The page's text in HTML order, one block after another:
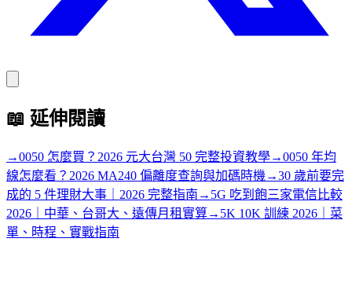
📖 延伸閱讀
→0050 怎麼買？2026 元大台灣 50 完整投資教學→0050 年均
線怎麼看？2026 MA240 偏離度查詢與加碼時機 →30 歲前要完
成的 5 件理財大事｜2026 完整指南 → 5G 吃到飽三家電信比較
2026｜中華、台哥大、遠傳月租實算→ 5K 10K 訓練 2026｜菜
單、時程、實戰指南